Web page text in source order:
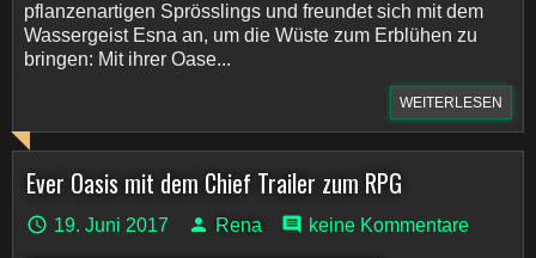
pflanzenartigen Sprösslings und freundet sich mit dem
Wassergeist Esna an, um die Wüste zum Erblühen zu
bringen: Mit ihrer Oase...
WEITERLESEN
Ever Oasis mit dem Chief Trailer zum RPG
19. Juni 2017 Rena keine Kommentare